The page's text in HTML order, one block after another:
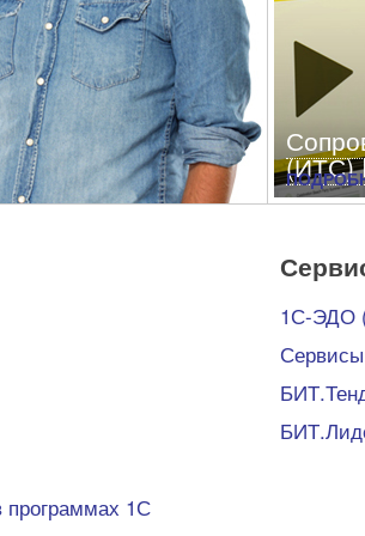
(ИТС)
С
функции.
1С
1С-ЭДО